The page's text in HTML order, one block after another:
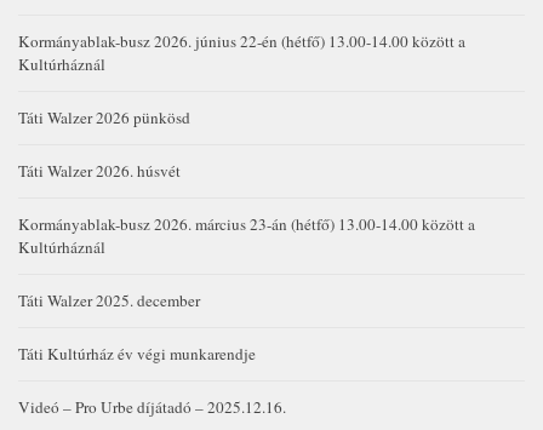
Kormányablak-busz 2026. június 22-én (hétfő) 13.00-14.00 között a
Kultúrháznál
Táti Walzer 2026 pünkösd
Táti Walzer 2026. húsvét
Kormányablak-busz 2026. március 23-án (hétfő) 13.00-14.00 között a
Kultúrháznál
Táti Walzer 2025. december
Táti Kultúrház év végi munkarendje
Videó – Pro Urbe díjátadó – 2025.12.16.